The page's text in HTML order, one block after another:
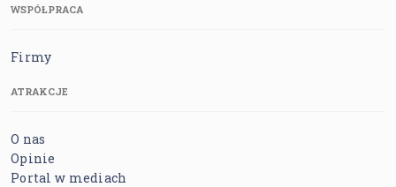
WSPÓŁPRACA
Firmy
ATRAKCJE
O nas
Opinie
Portal w mediach